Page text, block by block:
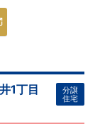
1丁目
分譲
住宅